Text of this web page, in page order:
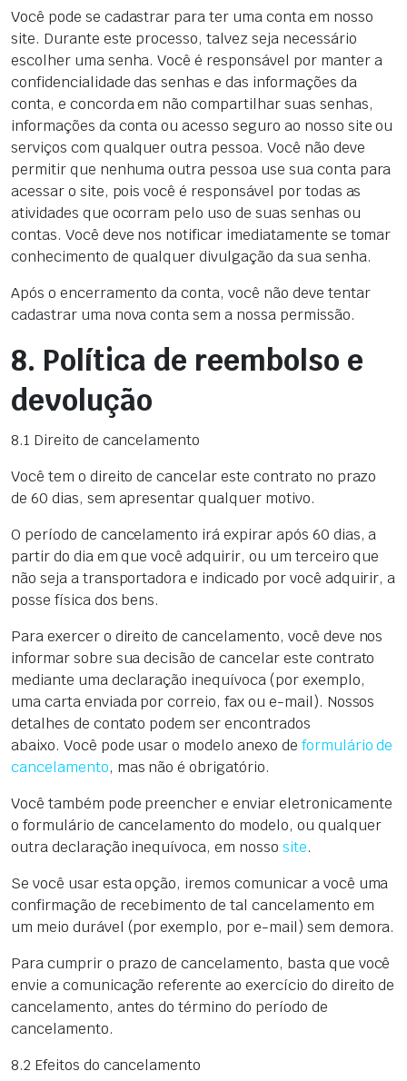
Você pode se cadastrar para ter uma conta em nosso
site. Durante este processo, talvez seja necessário
escolher uma senha. Você é responsável por manter a
confidencialidade das senhas e das informações da
conta, e concorda em não compartilhar suas senhas,
informações da conta ou acesso seguro ao nosso site ou
serviços com qualquer outra pessoa. Você não deve
permitir que nenhuma outra pessoa use sua conta para
acessar o site, pois você é responsável por todas as
atividades que ocorram pelo uso de suas senhas ou
contas. Você deve nos notificar imediatamente se tomar
conhecimento de qualquer divulgação da sua senha.
Após o encerramento da conta, você não deve tentar
cadastrar uma nova conta sem a nossa permissão.
8. Política de reembolso e
devolução
8.1 Direito de cancelamento
Você tem o direito de cancelar este contrato no prazo
de 60 dias, sem apresentar qualquer motivo.
O período de cancelamento irá expirar após 60 dias, a
partir do dia em que você adquirir, ou um terceiro que
não seja a transportadora e indicado por você adquirir, a
posse física dos bens.
Para exercer o direito de cancelamento, você deve nos
informar sobre sua decisão de cancelar este contrato
mediante uma declaração inequívoca (por exemplo,
uma carta enviada por correio, fax ou e-mail). Nossos
detalhes de contato podem ser encontrados
abaixo. Você pode usar o modelo anexo de formulário de
cancelamento, mas não é obrigatório.
Você também pode preencher e enviar eletronicamente
o formulário de cancelamento do modelo, ou qualquer
outra declaração inequívoca, em nosso site.
Se você usar esta opção, iremos comunicar a você uma
confirmação de recebimento de tal cancelamento em
um meio durável (por exemplo, por e-mail) sem demora.
Para cumprir o prazo de cancelamento, basta que você
envie a comunicação referente ao exercício do direito de
cancelamento, antes do término do período de
cancelamento.
8.2 Efeitos do cancelamento